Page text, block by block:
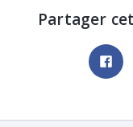
Partager